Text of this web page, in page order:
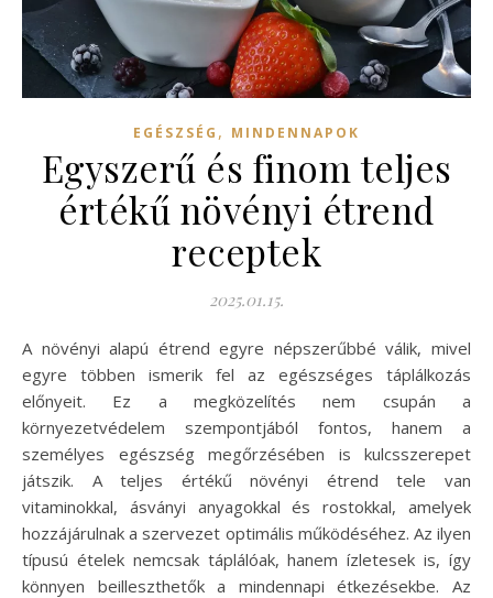
EGÉSZSÉG , MINDENNAPOK
Egyszerű és finom teljes
értékű növényi étrend
receptek
2025.01.15.
A növényi alapú étrend egyre népszerűbbé válik, mivel
egyre többen ismerik fel az egészséges táplálkozás
előnyeit. Ez a megközelítés nem csupán a
környezetvédelem szempontjából fontos, hanem a
személyes egészség megőrzésében is kulcsszerepet
játszik. A teljes értékű növényi étrend tele van
vitaminokkal, ásványi anyagokkal és rostokkal, amelyek
hozzájárulnak a szervezet optimális működéséhez. Az ilyen
típusú ételek nemcsak táplálóak, hanem ízletesek is, így
könnyen beilleszthetők a mindennapi étkezésekbe. Az